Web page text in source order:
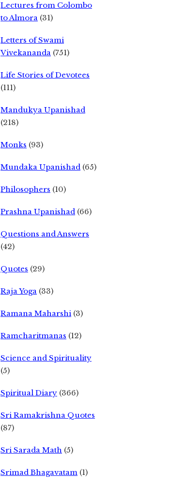
Lectures from Colombo
to Almora (31)
Letters of Swami
Vivekananda (751)
Life Stories of Devotees
(111)
Mandukya Upanishad
(218)
Monks (93)
Mundaka Upanishad (65)
Philosophers (10)
Prashna Upanishad (66)
Questions and Answers
(42)
Quotes (29)
Raja Yoga (33)
Ramana Maharshi (3)
Ramcharitmanas (12)
Science and Spirituality
(5)
Spiritual Diary (366)
Sri Ramakrishna Quotes
(87)
Sri Sarada Math (5)
Srimad Bhagavatam (1)